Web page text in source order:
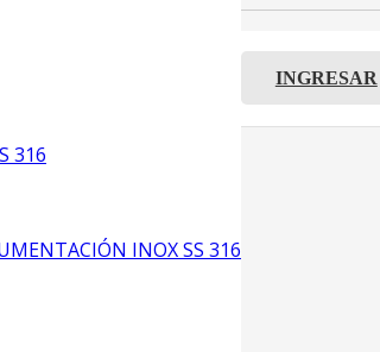
316
INOX SS 316
INGRESAR